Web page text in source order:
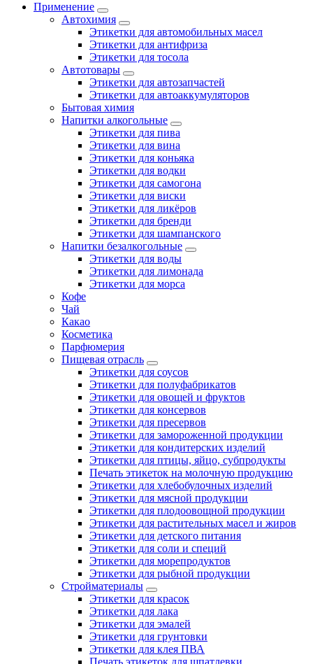
Применение
Автохимия
Этикетки для автомобильных масел
Этикетки для антифриза
Этикетки для тосола
Автотовары
Этикетки для автозапчастей
Этикетки для автоаккумуляторов
Бытовая химия
Напитки алкогольные
Этикетки для пива
Этикетки для вина
Этикетки для коньяка
Этикетки для водки
Этикетки для самогона
Этикетки для виски
Этикетки для ликёров
Этикетки для бренди
Этикетки для шампанского
Напитки безалкогольные
Этикетки для воды
Этикетки для лимонада
Этикетки для морса
Кофе
Чай
Какао
Косметика
Парфюмерия
Пищевая отрасль
Этикетки для соусов
Этикетки для полуфабрикатов
Этикетки для овощей и фруктов
Этикетки для консервов
Этикетки для пресервов
Этикетки для замороженной продукции
Этикетки для кондитерских изделий
Этикетки для птицы, яйцо, субпродукты
Печать этикеток на молочную продукцию
Этикетки для хлебобулочных изделий
Этикетки для мясной продукции
Этикетки для плодоовощной продукции
Этикетки для растительных масел и жиров
Этикетки для детского питания
Этикетки для соли и специй
Этикетки для морепродуктов
Этикетки для рыбной продукции
Стройматериалы
Этикетки для красок
Этикетки для лака
Этикетки для эмалей
Этикетки для грунтовки
Этикетки для клея ПВА